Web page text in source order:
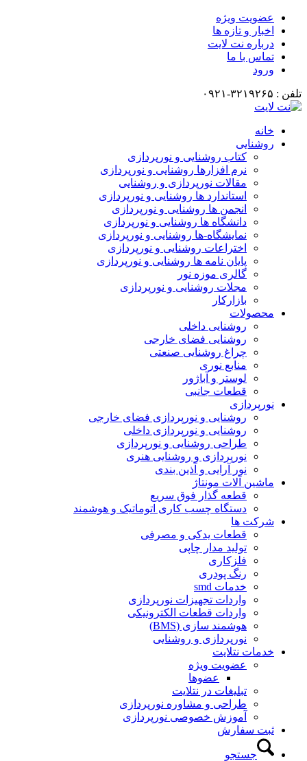
عضویت ویژه
اخبار و تازه ها
درباره نت لایت
تماس با ما
ورود
تلفن : ۳۲۱۹۲۶۵-۰۹۲۱
خانه
روشنایی
کتاب روشنایی و نورپردازی
نرم افزارها روشنایی و نورپردازی
مقالات نورپردازی و روشنایی
استاندارد ها روشنایی و نورپردازی
انجمن ها روشنایی و نورپردازی
دانشگاه ها روشنایی و نورپردازی
نمایشگاه-ها روشنایی و نورپردازی
اختراعات روشنایی و نورپردازی
پایان نامه ها روشنایی و نورپردازی
گالری موزه نور
مجلات روشنایی و نورپردازی
بازارکار
محصولات
روشنایی داخلی
روشنایی فضای خارجی
چراغ روشنایی صنعتی
منابع نوری
لوستر و آباژور
قطعات جانبی
نورپردازی
روشنایی و نورپردازی فضای خارجی
روشنایی و نورپردازی داخلی
طراحی روشنایی و نورپردازی
نورپردازی و روشنایی هنری
نور آرایی و آذین بندی
ماشین آلات مونتاژ
قطعه گذار فوق سریع
دستگاه چسب کاری اتوماتیک و هوشمند
شرکت ها
قطعات یدکی و مصرفی
تولید مدار چاپی
فلزکاری
رنگ پودری
خدمات smd
واردات تجهیزات نورپردازی
واردات قطعات الکترونیکی
هوشمند سازی (BMS)
نورپردازی و روشنایی
خدمات نتلایت
عضویت ویژه
عضوها
تبلیغات در نتلایت
طراحی و مشاوره نورپردازی
آموزش خصوصی نورپردازی
ثبت سفارش
جستجو